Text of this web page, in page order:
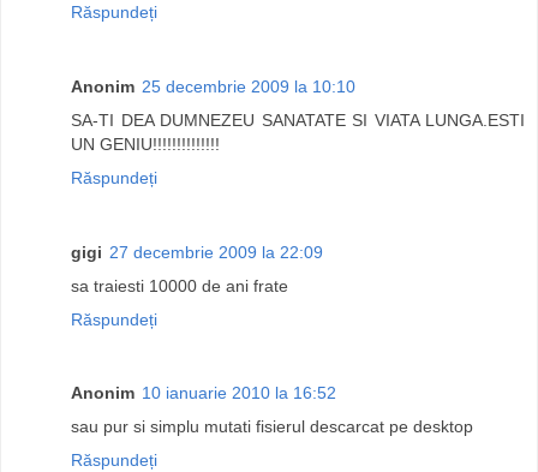
Răspundeți
Anonim 25 decembrie 2009 la 10:10
SA-TI DEA DUMNEZEU SANATATE SI VIATA LUNGA.ESTI
UN GENIU!!!!!!!!!!!!!!
Răspundeți
gigi 27 decembrie 2009 la 22:09
sa traiesti 10000 de ani frate
Răspundeți
Anonim 10 ianuarie 2010 la 16:52
sau pur si simplu mutati fisierul descarcat pe desktop
Răspundeți